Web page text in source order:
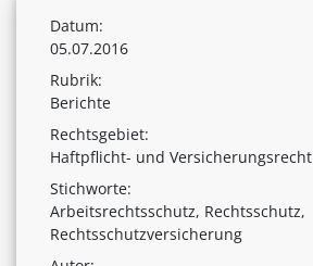
Datum:
05.07.2016
Rubrik:
Berichte
Rechtsgebiet:
Haftpflicht- und Versicherungsrecht
Stichworte:
Arbeitsrechtsschutz, Rechtsschutz,
Rechtsschutzversicherung